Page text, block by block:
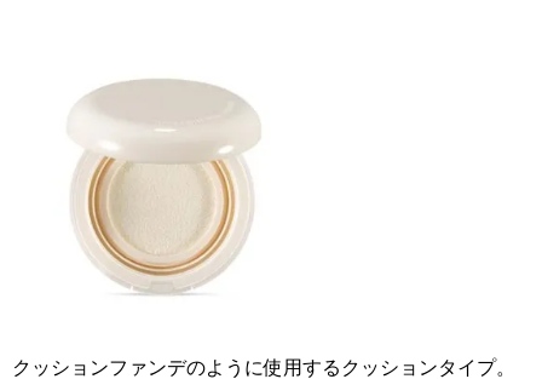
クッションファンデのように使用するクッションタイプ。